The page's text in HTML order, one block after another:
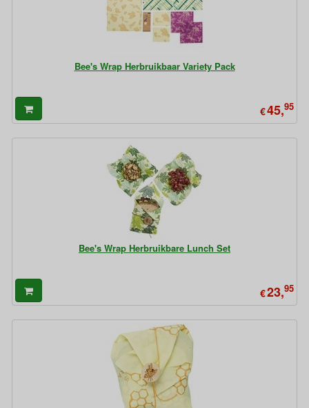
Bee's Wrap Herbruikbaar Variety Pack
€45,95
Bee's Wrap Herbruikbare Lunch Set
€23,95